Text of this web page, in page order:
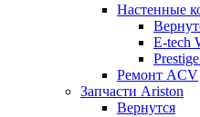
Настенные
E-tech
Ремонт ACV
Запчасти Ariston
Вернутся